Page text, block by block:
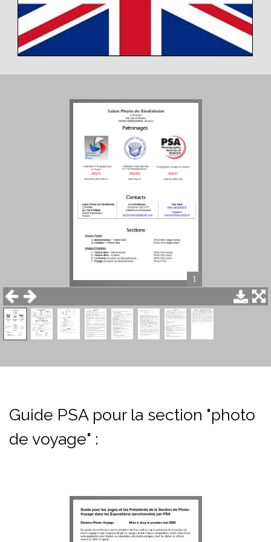
13
4 5
6 7
8
Guide PSA pour la section "photo
de voyage" :